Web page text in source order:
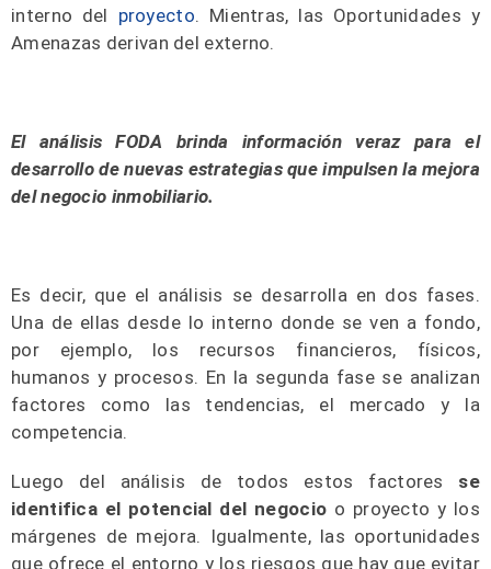
interno del proyecto. Mientras, las Oportunidades y
Amenazas derivan del externo.
El análisis FODA brinda información veraz para el
desarrollo de nuevas estrategias que impulsen la mejora
del negocio inmobiliario.
Es decir, que el análisis se desarrolla en dos fases.
Una de ellas desde lo interno donde se ven a fondo,
por ejemplo, los recursos financieros, físicos,
humanos y procesos. En la segunda fase se analizan
factores como las tendencias, el mercado y la
competencia.
Luego del análisis de todos estos factores se
identifica el potencial del negocio o proyecto y los
márgenes de mejora. Igualmente, las oportunidades
que ofrece el entorno y los riesgos que hay que evitar